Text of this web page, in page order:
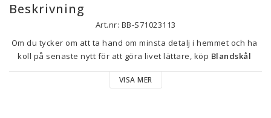
Beskrivning
Art.nr: BB-S71023113
Om du tycker om att ta hand om minsta detalj i hemmet och ha
koll på senaste nytt för att göra livet lättare, köp Blandskål
Bodum Topee Grön 3 L 4,9 L 2 antal till bästa pris.
VISA MER